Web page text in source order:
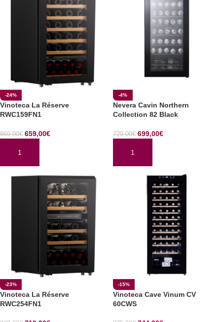
-24%
Vinoteca La Réserve
RWC159FN1
869,00€ 659,00€
AÑADIR AL CARRITO
-4%
Nevera Cavin Northern
Collection 82 Black
729,00€ 699,00€
AÑADIR AL CARRITO
-23%
Vinoteca La Réserve
RWC254FN1
-15%
Vinoteca Cave Vinum CV
60CWS